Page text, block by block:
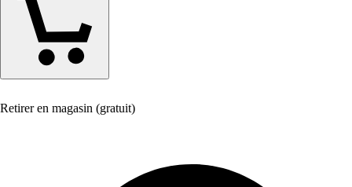
Retirer en magasin (gratuit)